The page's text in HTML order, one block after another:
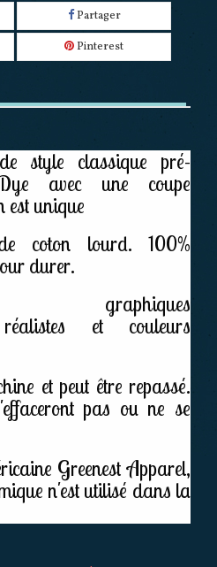
Partager
Pinterest
style classique pré-
avec une coupe
est unique
coton lourd. 100%
durer.
graphiques
réalistes et couleurs
et peut être repassé.
pas ou ne se
Greenest Apparel,
n'est utilisé dans la